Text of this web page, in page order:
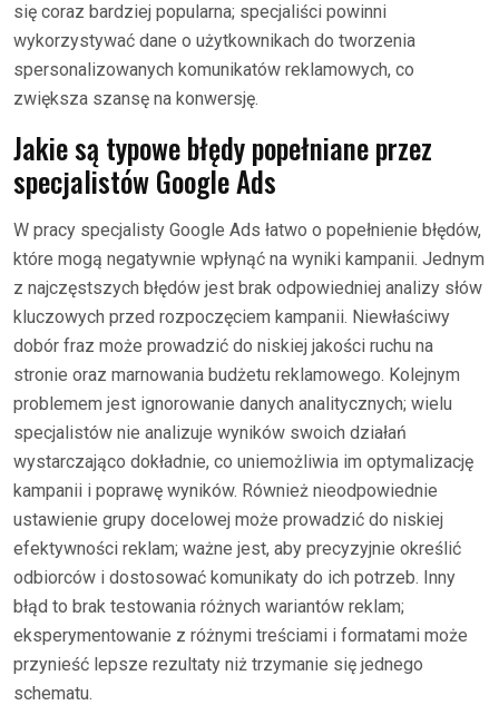
się coraz bardziej popularna; specjaliści powinni
wykorzystywać dane o użytkownikach do tworzenia
spersonalizowanych komunikatów reklamowych, co
zwiększa szansę na konwersję.
Jakie są typowe błędy popełniane przez
specjalistów Google Ads
W pracy specjalisty Google Ads łatwo o popełnienie błędów,
które mogą negatywnie wpłynąć na wyniki kampanii. Jednym
z najczęstszych błędów jest brak odpowiedniej analizy słów
kluczowych przed rozpoczęciem kampanii. Niewłaściwy
dobór fraz może prowadzić do niskiej jakości ruchu na
stronie oraz marnowania budżetu reklamowego. Kolejnym
problemem jest ignorowanie danych analitycznych; wielu
specjalistów nie analizuje wyników swoich działań
wystarczająco dokładnie, co uniemożliwia im optymalizację
kampanii i poprawę wyników. Również nieodpowiednie
ustawienie grupy docelowej może prowadzić do niskiej
efektywności reklam; ważne jest, aby precyzyjnie określić
odbiorców i dostosować komunikaty do ich potrzeb. Inny
błąd to brak testowania różnych wariantów reklam;
eksperymentowanie z różnymi treściami i formatami może
przynieść lepsze rezultaty niż trzymanie się jednego
schematu.